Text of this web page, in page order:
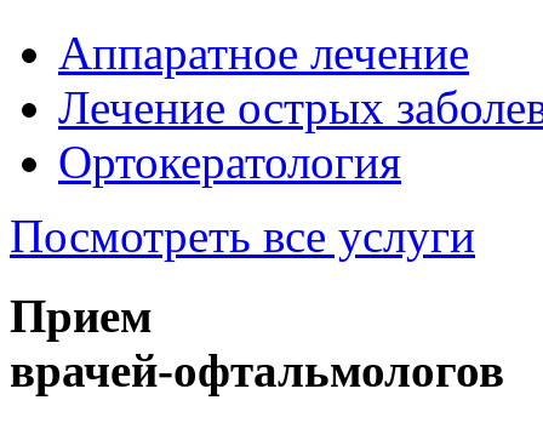
Аппаратное лечение
Лечение острых
Ортокератология
Посмотреть все услуги
Прием
врачей-офтальмологов